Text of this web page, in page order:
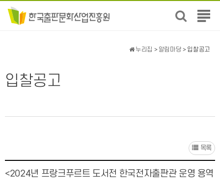
전
뉴
입찰공고
누리집 > 알림마당 > 입찰공고
목록
<2024년 프랑크푸르트 도서전 한국전자출판관 운영 용역